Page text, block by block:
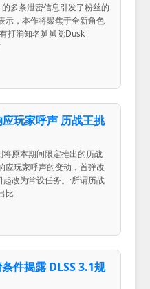
多条泄密信息引发了粉丝的
示，本作将聚焦于全新角色
打消知名舅舅党Dusk
应玩家呼声 历战王挑
原本期间限定推出的历战
应玩家呼声的变动，首弹改
改为常设任务。·所谓历战
比
件揭露 DLSS 3.1规